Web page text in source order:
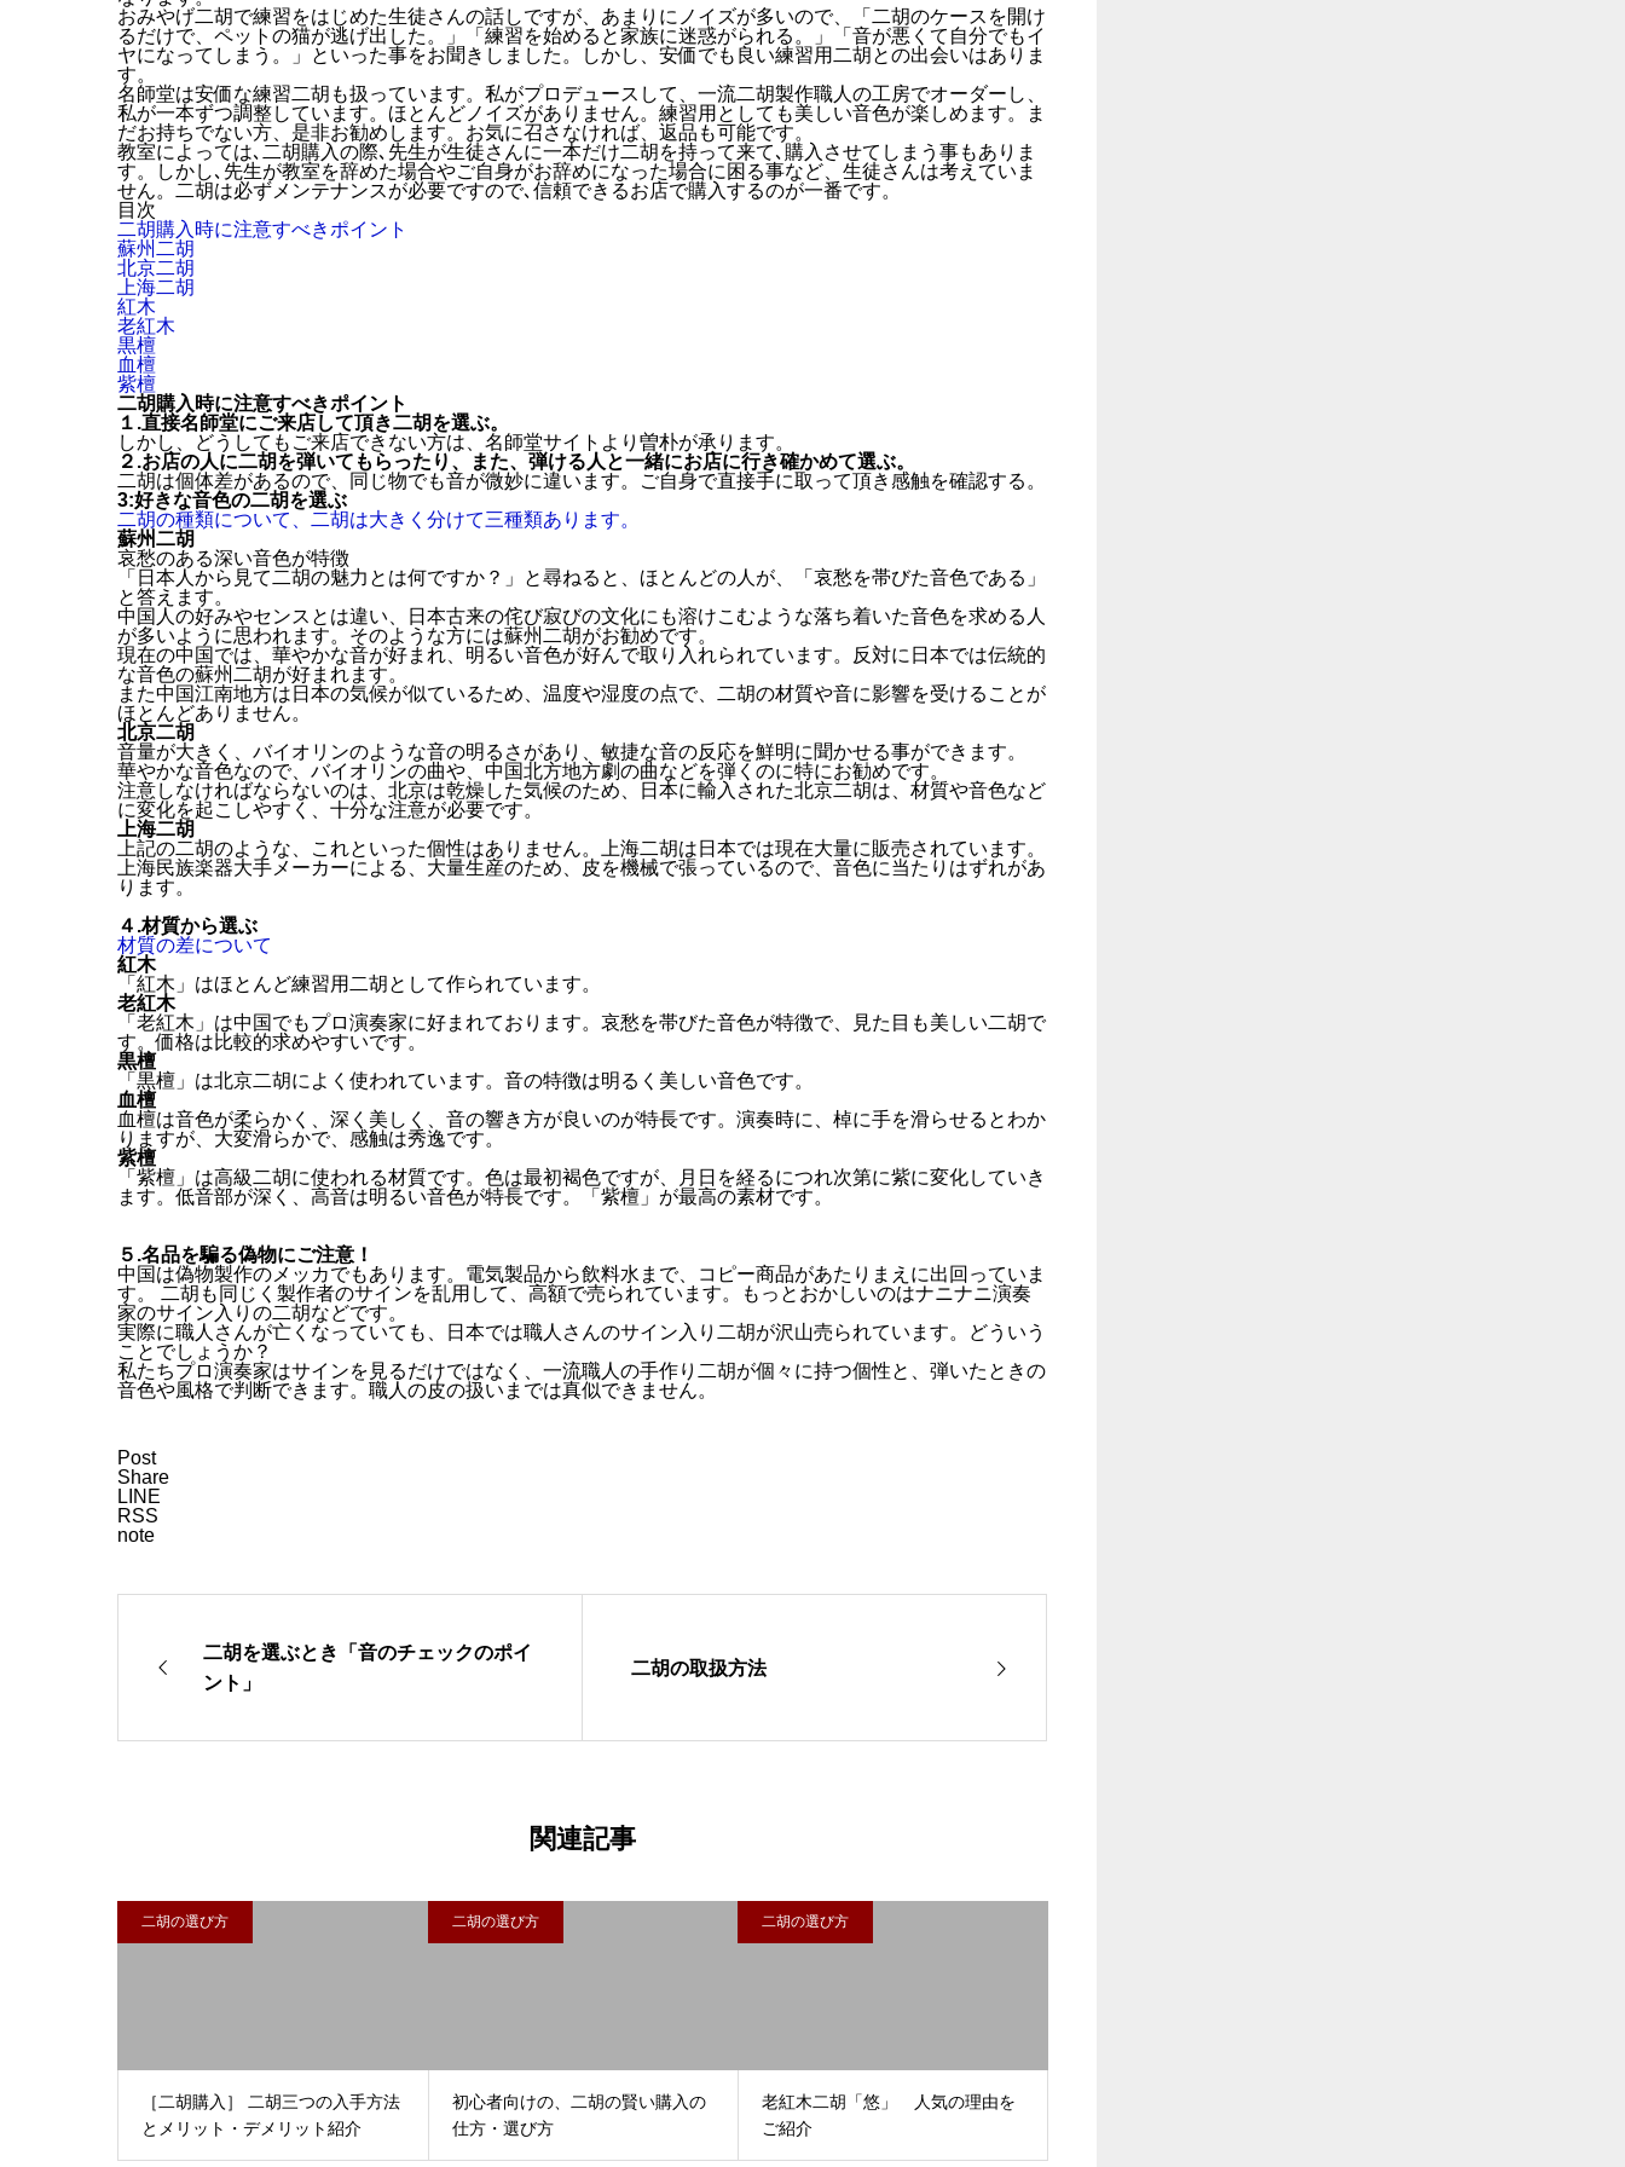
おみやげ二胡で練習をはじめた生徒さんの話しですが、あまりにノイズが多いので、「二胡のケースを開け
るだけで、ペットの猫が逃げ出した。」「練習を始めると家族に迷惑がられる。」「音が悪くて自分でもイ
ヤになってしまう。」といった事をお聞きしました。しかし、安価でも良い練習用二胡との出会いはありま
す。
名師堂は安価な練習二胡も扱っています。私がプロデュースして、一流二胡製作職人の工房でオーダーし、
私が一本ずつ調整しています。ほとんどノイズがありません。練習用としても美しい音色が楽しめます。ま
だお持ちでない方、是非お勧めします。お気に召さなければ、返品も可能です。
教室によっては､二胡購入の際､先生が生徒さんに一本だけ二胡を持って来て､購入させてしまう事もありま
す。しかし､先生が教室を辞めた場合やご自身がお辞めになった場合に困る事など、生徒さんは考えていま
せん。二胡は必ずメンテナンスが必要ですので､信頼できるお店で購入するのが一番です。
目次
二胡購入時に注意すべきポイント
蘇州二胡
北京二胡
上海二胡
紅木
老紅木
黒檀
血檀
紫檀
二胡購入時に注意すべきポイント
１.直接名師堂にご来店して頂き二胡を選ぶ。
しかし、どうしてもご来店できない方は、名師堂サイトより曽朴が承ります。
２.お店の人に二胡を弾いてもらったり、また、弾ける人と一緒にお店に行き確かめて選ぶ。
二胡は個体差があるので、同じ物でも音が微妙に違います。ご自身で直接手に取って頂き感触を確認する。
3:好きな音色の二胡を選ぶ
二胡の種類について、二胡は大きく分けて三種類あります。
蘇州二胡
哀愁のある深い音色が特徴
「日本人から見て二胡の魅力とは何ですか？」と尋ねると、ほとんどの人が、「哀愁を帯びた音色である」
と答えます。
中国人の好みやセンスとは違い、日本古来の侘び寂びの文化にも溶けこむような落ち着いた音色を求める人
が多いように思われます。そのような方には蘇州二胡がお勧めです。
現在の中国では、華やかな音が好まれ、明るい音色が好んで取り入れられています。反対に日本では伝統的
な音色の蘇州二胡が好まれます。
また中国江南地方は日本の気候が似ているため、温度や湿度の点で、二胡の材質や音に影響を受けることが
ほとんどありません。
北京二胡
音量が大きく、バイオリンのような音の明るさがあり、敏捷な音の反応を鮮明に聞かせる事ができます。
華やかな音色なので、バイオリンの曲や、中国北方地方劇の曲などを弾くのに特にお勧めです。
注意しなければならないのは、北京は乾燥した気候のため、日本に輸入された北京二胡は、材質や音色など
に変化を起こしやすく、十分な注意が必要です。
上海二胡
上記の二胡のような、これといった個性はありません。上海二胡は日本では現在大量に販売されています。
上海民族楽器大手メーカーによる、大量生産のため、皮を機械で張っているので、音色に当たりはずれがあ
ります。
４.材質から選ぶ
材質の差について
紅木
「紅木」はほとんど練習用二胡として作られています。
老紅木
「老紅木」は中国でもプロ演奏家に好まれております。哀愁を帯びた音色が特徴で、見た目も美しい二胡で
す。価格は比較的求めやすいです。
黒檀
「黒檀」は北京二胡によく使われています。音の特徴は明るく美しい音色です。
血檀
血檀は音色が柔らかく、深く美しく、音の響き方が良いのが特長です。演奏時に、棹に手を滑らせるとわか
りますが、大変滑らかで、感触は秀逸です。
紫檀
「紫檀」は高級二胡に使われる材質です。色は最初褐色ですが、月日を経るにつれ次第に紫に変化していき
ます。低音部が深く、高音は明るい音色が特長です。「紫檀」が最高の素材です。
５.名品を騙る偽物にご注意！
中国は偽物製作のメッカでもあります。電気製品から飲料水まで、コピー商品があたりまえに出回っていま
す。 二胡も同じく製作者のサインを乱用して、高額で売られています。もっとおかしいのはナニナニ演奏
家のサイン入りの二胡などです。
実際に職人さんが亡くなっていても、日本では職人さんのサイン入り二胡が沢山売られています。どういう
ことでしょうか？
私たちプロ演奏家はサインを見るだけではなく、一流職人の手作り二胡が個々に持つ個性と、弾いたときの
音色や風格で判断できます。職人の皮の扱いまでは真似できません。
Post
Share
LINE
RSS
note
二胡を選ぶとき「音のチェックのポイ
ント」
二胡の取扱方法
関連記事
二胡の選び方
［二胡購入］ 二胡三つの入手方法
とメリット・デメリット紹介
二胡の選び方
初心者向けの、二胡の賢い購入の
仕方・選び方
二胡の選び方
老紅木二胡「悠」 人気の理由を
ご紹介